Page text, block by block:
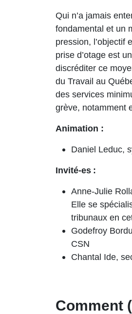
Qui n’a jamais
fondamental et un
pression, l’objectif
prise d’otage est
discréditer ce
du Travail au
des services
grève, notamment
Animation :
Daniel Leduc,
Invité-es :
Anne-Julie
Elle se
tribunaux en
Godefroy
CSN
Chantal Ide,
Comment